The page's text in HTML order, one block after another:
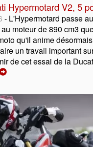
Hypermotard V2, 5
- L'Hypermotard passe
moteur de 890 cm3
qu'il anime
un travail important
de cet essai de la